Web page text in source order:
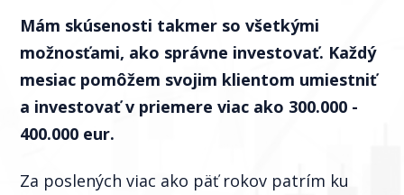
Mám skúsenosti takmer so všetkými
možnosťami, ako správne investovať. Každý
mesiac pomôžem svojim klientom umiestniť
a investovať v priemere viac ako 300.000 -
400.000 eur.
Za poslených viac ako päť rokov patrím ku